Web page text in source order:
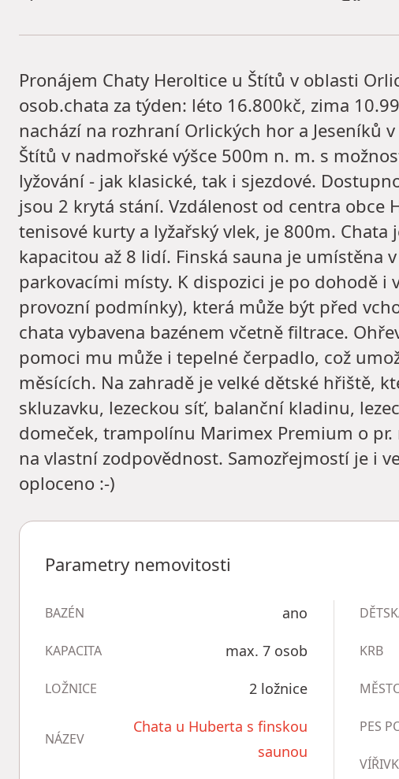
Pronájem Chaty Heroltice u Štítů v oblasti
osob.chata za týden: léto 16.800kč, zima
nachází na rozhraní Orlických hor a Jeseníků
Štítů v nadmořské výšce 500m n. m. s
lyžování - jak klasické, tak i sjezdové.
jsou 2 krytá stání. Vzdálenost od centra obce
tenisové kurty a lyžařský vlek, je 800m. Chata
kapacitou až 8 lidí. Finská sauna je umístěna
parkovacími místy. K dispozici je po dohodě i
provozní podmínky), která může být před
chata vybavena bazénem včetně filtrace.
pomoci mu může i tepelné čerpadlo, což
měsících. Na zahradě je velké dětské hřiště,
skluzavku, lezeckou síť, balanční kladinu,
domeček, trampolínu Marimex Premium o
na vlastní zodpovědnost. Samozřejmostí je i
oploceno :-)
Parametry nemovitosti
BAZÉN ano
KAPACITA max. 7 osob
LOŽNICE 2 ložnice
NÁZEV
Chata u Huberta s finskou
saunou
KRB
PES